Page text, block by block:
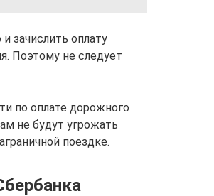
зачислить оплату
Поэтому не следует
по оплате дорожного
не будут угрожать
поездке.